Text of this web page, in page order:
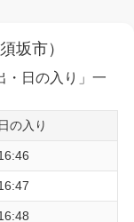
坂市）
・日の入り」一
日の入り